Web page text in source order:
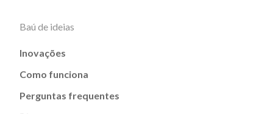
Baú de ideias
Inovações
Como funciona
Perguntas frequentes